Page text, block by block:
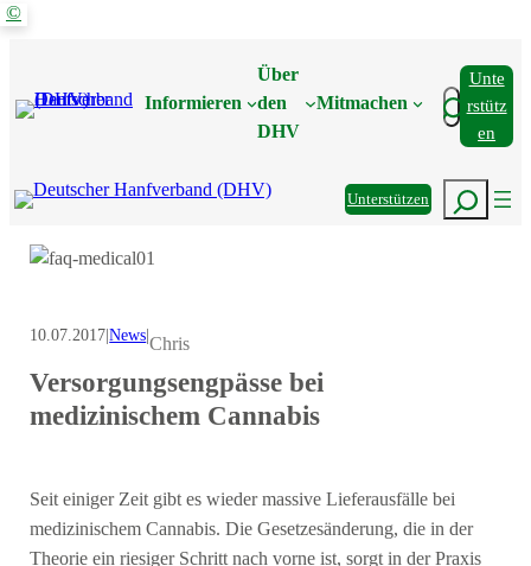
Zum
Informieren
Über
den
DHV
Mitmachen Suchen
Unte
Rstütz
En
UnterstützenSuchen
©
10.07.2017|News|Chris
Versorgungsengpässe bei
medizinischem Cannabis
Seit einiger Zeit gibt es wieder massive Lieferausfälle bei
medizinischem Cannabis. Die Gesetzesänderung, die in der
Theorie ein riesiger Schritt nach vorne ist, sorgt in der Praxis